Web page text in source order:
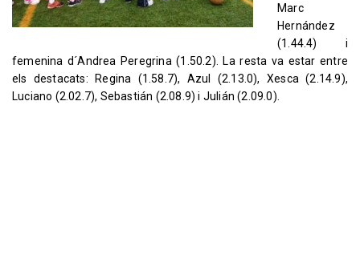
Marc
Hernández
(1.44.4) i
femenina d´Andrea Peregrina (1.50.2). La resta va estar entre
els destacats: Regina (1.58.7), Azul (2.13.0), Xesca (2.14.9),
Luciano (2.02.7), Sebastián (2.08.9) i Julián (2.09.0).